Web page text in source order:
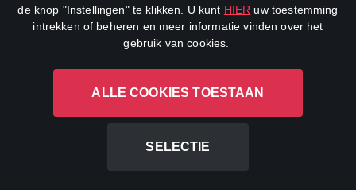
de knop "Instellingen" te klikken. U kunt HIER uw toestemming
intrekken of beheren en meer informatie vinden over het
gebruik van cookies.
ALLE COOKIES TOESTAAN
SELECTIE
CANAL+ Luxembourg S. à r.l., Rue Albert Borschette 4, L-1246